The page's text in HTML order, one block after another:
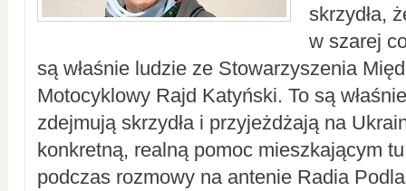
skrzydła,
w szarej
są właśnie ludzie ze Stowarzyszenia
Motocyklowy Rajd Katyński. To są
zdejmują skrzydła i przyjeżdżają na
konkretną, realną pomoc mieszkającym
podczas rozmowy na antenie Radia